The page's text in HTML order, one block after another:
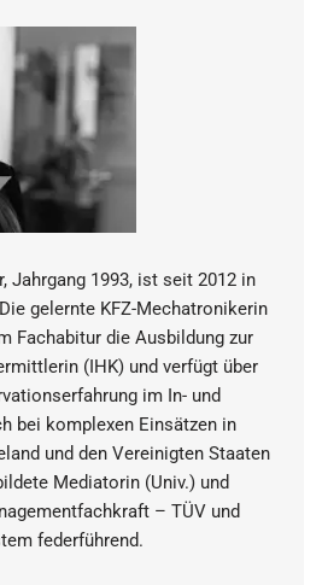
Jahrgang 1993, ist seit 2012 in
gelernte KFZ-Mechatronikerin
Fachabitur die Ausbildung zur
(IHK) und verfügt über
im In- und
bei komplexen Einsätzen in
und den Vereinigten Staaten
Mediatorin (Univ.) und
– TÜV und
federführend.